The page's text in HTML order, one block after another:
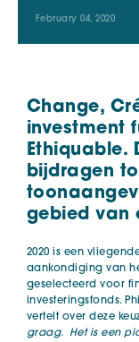
February 04, 2020
Change,
investment
Ethiquable.
bijdragen
gebied van
2020 is een
aankondiging van
geselecteerd voor
investeringsfonds.
vertelt over deze
graag. Het is een